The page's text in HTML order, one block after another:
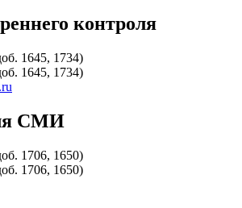
контроля
1645, 1734)
1645, 1734)
СМИ
1706, 1650)
1706, 1650)